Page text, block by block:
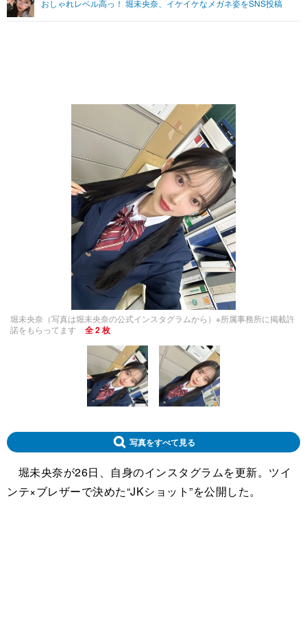
ショッピング その他
おしゃれレベル高っ！ 堀未央奈、イケイケなメガネ姿をSNS投稿
堀未央奈（写真は堀未央奈の公式インスタグラムから）※所属事務所に掲載許
諾をもらってます
全 2 枚
写真をすべて見る
堀未央奈が26日、自身のインスタグラムを更新。ツイ
ンテ×ブレザーで決めた“JKショット”を公開した。